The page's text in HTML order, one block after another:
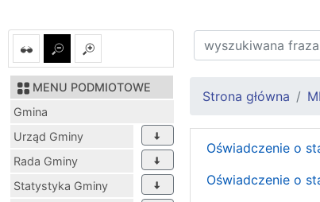
MENU PODMIOTOWE
Gmina
Urząd Gminy
Rada Gminy
Statystyka Gminy
Strona główna
Oświadczenie o
Oświadczenie o